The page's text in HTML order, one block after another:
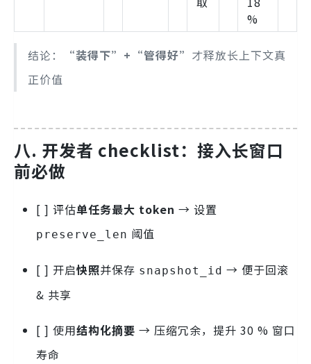
%
结论： “装得下”+“管得好” 才释放长上下文真
正价值
八. 开发者 checklist：接入长窗口
前必做
[ ] 评估单任务最大 token → 设置
preserve_len 阈值
[ ] 开启快照并保存 snapshot_id → 便于回滚
& 共享
[ ] 使用结构化摘要 → 压缩冗余，提升 30 % 窗口
寿命